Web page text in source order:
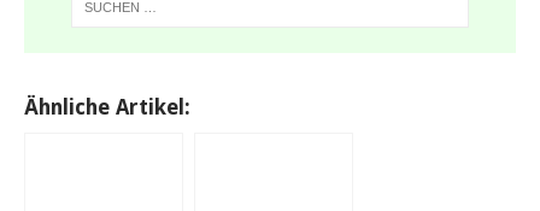
Ähnliche Artikel: